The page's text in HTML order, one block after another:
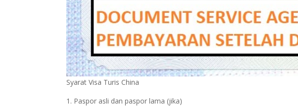
Syarat Visa Turis China
Paspor asli dan paspor lama (jika)